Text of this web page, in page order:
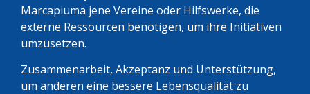
Marcapiuma jene Vereine oder Hilfswerke, die
externe Ressourcen benötigen, um ihre Initiativen
umzusetzen.
Zusammenarbeit, Akzeptanz und Unterstützung,
um anderen eine bessere Lebensqualität zu